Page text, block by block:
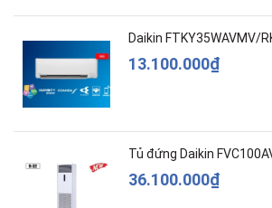
13.100.000₫
36.100.000₫